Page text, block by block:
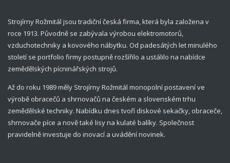
Strojírny Rožmitál jsou tradiční česká firma, která byla založena v
roce 1913. Původně se zabývala výrobou elektromotorů,
vzduchotechniky a kovového nábytku. Od padesátých let minulého
století se portfolio firmy postupně rozšířilo a ustálilo na nabídce
zemědělských pícninářských strojů.
Až do roku 1989 měly Strojírny Rožmitál monopolní postavení ve
výrobě obracečů a shrnovačů na českém a slovenském trhu
zemědělské techniky. Nabídku dnes tvoří diskové sekačky, obraceče,
shrnovače píce a nově také lisy na kulaté balíky. Společnost
pravidelně investuje do inovací a uvádění novinek.